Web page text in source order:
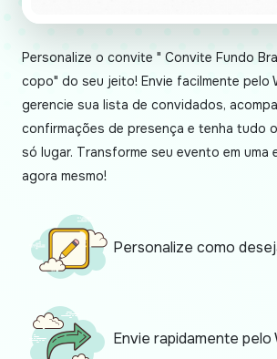
Personalize o convite " Convite Fundo
copo" do seu jeito! Envie facilmente pelo
gerencie sua lista de convidados,
confirmações de presença e tenha tudo
só lugar. Transforme seu evento em uma
agora mesmo!
Personalize como
Envie rapidamente pelo